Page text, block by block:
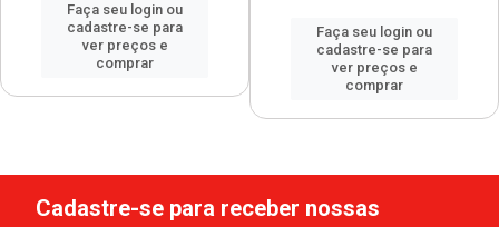
Faça seu login ou
cadastre-se para
ver preços e
comprar
Faça seu login ou
cadastre-se para
ver preços e
comprar
Cadastre-se para receber nossas